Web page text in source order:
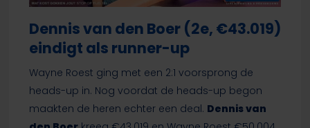
Dennis van den Boer (2e, €43.019)
eindigt als runner-up
Wayne Roest ging met een 2:1 voorsprong de
heads-up in. Nog voordat de heads-up begon
maakten de heren echter een deal. Dennis van